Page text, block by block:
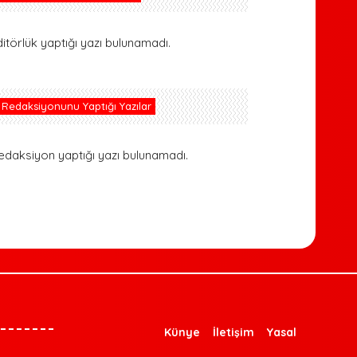
yaptığı yazı bulunamadı.
Redaksiyonunu Yaptığı Yazılar
yaptığı yazı bulunamadı.
Künye İletişim Yasal